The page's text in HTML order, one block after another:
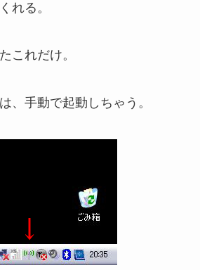
れる。
これだけ。
、手動で起動しちゃう。